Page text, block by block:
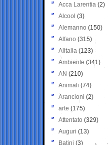
Acca Larentia (2)
Alcool (3)
Alemanno (150)
Alfano (315)
Alitalia (123)
Ambiente (341)
AN (210)
Animali (74)
Arancioni (2)
arte (175)
Attentato (329)
Auguri (13)
Batini (3)